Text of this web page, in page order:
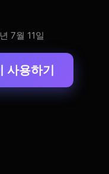
7월 11일
사용하기